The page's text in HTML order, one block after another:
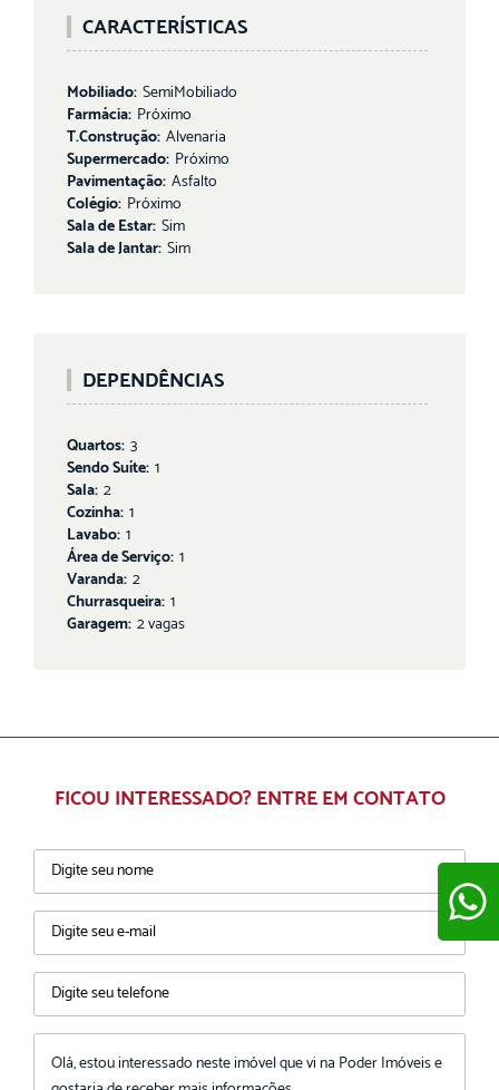
CARACTERÍSTICAS
Mobiliado: SemiMobiliado
Farmácia: Próximo
T.Construção: Alvenaria
Supermercado: Próximo
Pavimentação: Asfalto
Colégio: Próximo
Sala de Estar: Sim
Sala de Jantar: Sim
DEPENDÊNCIAS
Quartos: 3
Sendo Suíte: 1
Sala: 2
Cozinha: 1
Lavabo: 1
Área de Serviço: 1
Varanda: 2
Churrasqueira: 1
Garagem: 2 vagas
FICOU INTERESSADO? ENTRE EM CONTATO
ENVIAR